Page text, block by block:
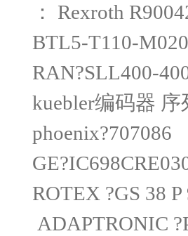
： Rexroth
BTL5-T110-
kuebler编码器
ROTEX ?GS
ADAPTRONIC